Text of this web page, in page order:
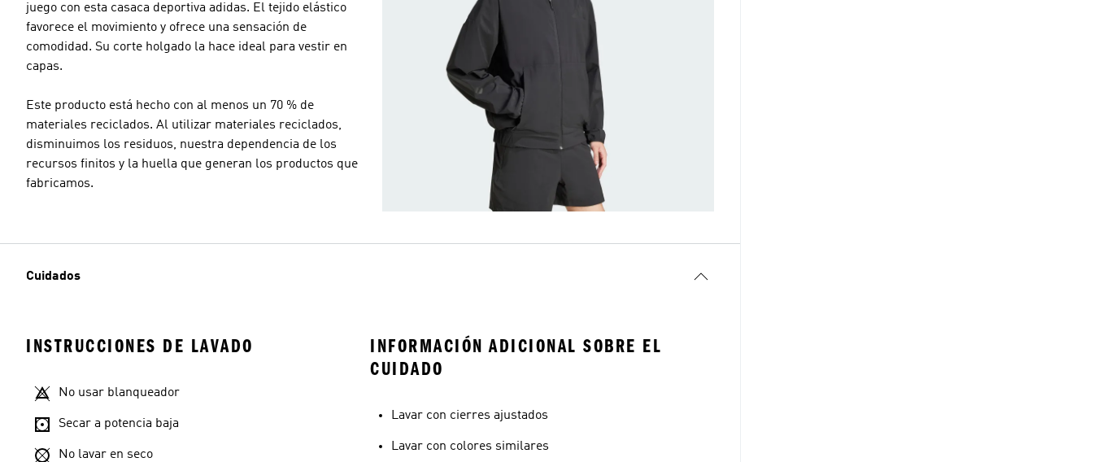
Talla del modelo
juego con esta casaca deportiva adidas. El tejido elástico
favorece el movimiento y ofrece una sensación de
comodidad. Su corte holgado la hace ideal para vestir en
capas.
Este producto está hecho con al menos un 70 % de
materiales reciclados. Al utilizar materiales reciclados,
disminuimos los residuos, nuestra dependencia de los
recursos finitos y la huella que generan los productos que
fabricamos.
Cuidados
INSTRUCCIONES DE LAVADO
No usar blanqueador
Secar a potencia baja
No lavar en seco
INFORMACIÓN ADICIONAL SOBRE EL
CUIDADO
Lavar con cierres ajustados
Lavar con colores similares